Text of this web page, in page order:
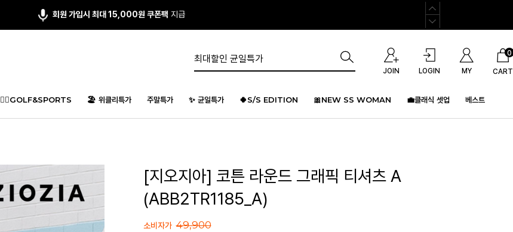
회원 가입시 최대 15,000원 쿠폰팩 지급
JOIN LOGIN MY CART
0
🏌️‍♂️GOLF&SPORTS 🏖️ 위클리특가 주말특가 ✨ 균일특가 🍀S/S EDITION 🎀NEW SS WOMAN 💼클래식 셋업 베스트
[지오지아] 코튼 라운드 그래픽 티셔츠 A
(ABB2TR1185_A)
소비자가 49,900